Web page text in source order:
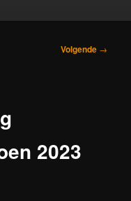
Volgende →
2023